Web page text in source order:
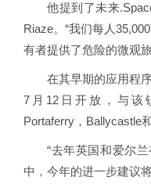
他提到了未来
Riaze。“我们每人
有者提供了危险的微观
在其早期的应用程
7月12日开放，与该
Portaferry，Ballycastle
“去年英国和爱尔
中，今年的进一步建议